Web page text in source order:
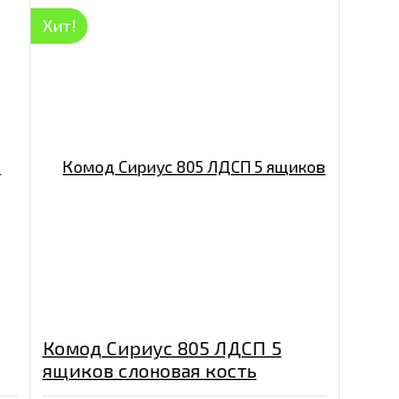
Хит!
Комод Сириус 805 ЛДСП 5
ящиков слоновая кость